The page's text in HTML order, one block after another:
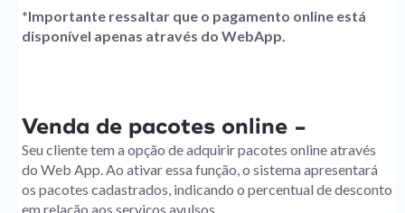
*Importante ressaltar que o pagamento online está
disponível apenas através do WebApp.
Venda de pacotes online -
Seu cliente tem a opção de adquirir pacotes online através
do Web App. Ao ativar essa função, o sistema apresentará
os pacotes cadastrados, indicando o percentual de desconto
em relação aos serviços avulsos.